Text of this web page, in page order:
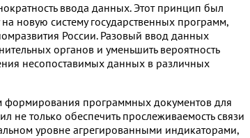
ввода данных. Этот принцип был
новую систему государственных программ,
России. Разовый ввод данных
органов и уменьшить вероятность
несопоставимых данных в различных
программных документов для
только обеспечить прослеживаемость связи
уровне агрегированными индикаторами,